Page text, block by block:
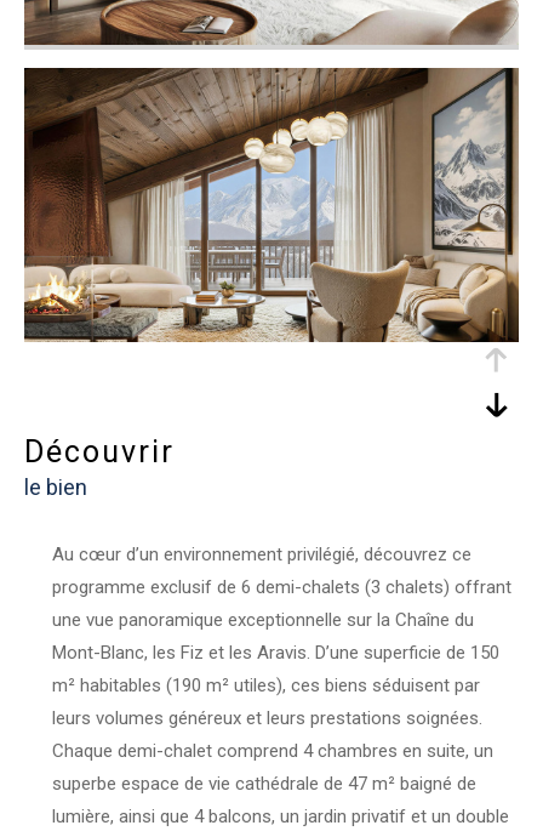
découvrir
le bien
Au cœur d’un environnement privilégié, découvrez ce
programme exclusif de 6 demi-chalets (3 chalets) offrant
une vue panoramique exceptionnelle sur la Chaîne du
Mont-Blanc, les Fiz et les Aravis. D’une superficie de 150
m² habitables (190 m² utiles), ces biens séduisent par
leurs volumes généreux et leurs prestations soignées.
Chaque demi-chalet comprend 4 chambres en suite, un
superbe espace de vie cathédrale de 47 m² baigné de
lumière, ainsi que 4 balcons, un jardin privatif et un double